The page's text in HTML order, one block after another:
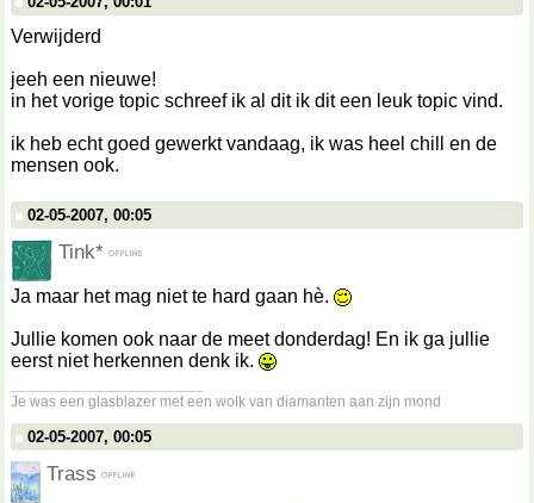
Verwijderd
jeeh een nieuwe!
in het vorige topic schreef ik al dit ik dit een leuk topic vind.
ik heb echt goed gewerkt vandaag, ik was heel chill en de
mensen ook.
02-05-2007, 00:05
Tink*
Ja maar het mag niet te hard gaan hè.
Jullie komen ook naar de meet donderdag! En ik ga jullie
eerst niet herkennen denk ik.
Je was een glasblazer met een wolk van diamanten aan zijn mond
02-05-2007, 00:05
Trass